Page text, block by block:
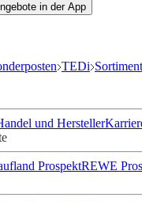
in der App
TEDi Sortiment
und Hersteller
ProspektREWE